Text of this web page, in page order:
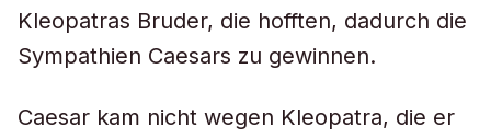
Kleopatras Bruder, die hofften, dadurch die
Sympathien Caesars zu gewinnen.
Caesar kam nicht wegen Kleopatra, die er